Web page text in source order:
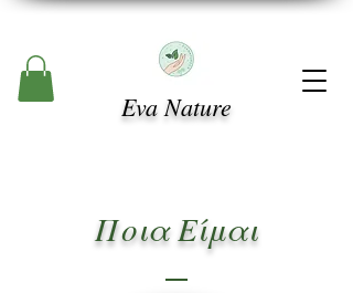
Eva Nature
Ποια Είμαι